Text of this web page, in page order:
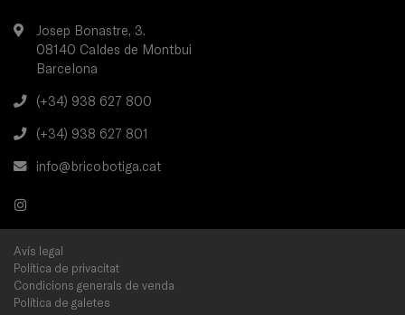
Josep Bonastre, 3.
08140 Caldes de Montbui
Barcelona
(+34) 938 627 800
(+34) 938 627 801
info@bricobotiga.cat
Avís legal
Política de privacitat
Condicions generals de venda
Política de galetes